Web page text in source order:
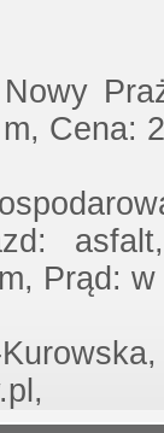
Cena:
Prąd: